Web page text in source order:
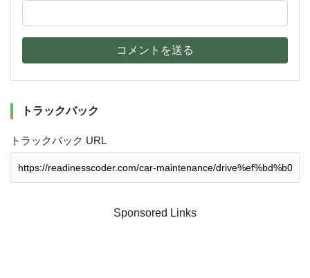
コメントを送る
トラックバック
トラックバック URL
Sponsored Links